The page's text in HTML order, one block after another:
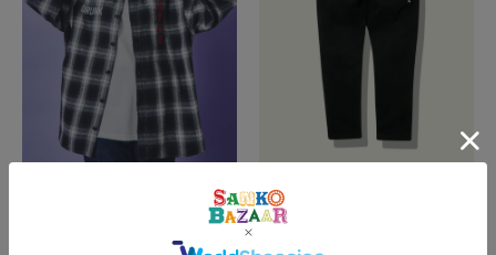
YOIDORE/酔いどれ 酒愛好家 チェ
Duckster/ダックスター ストレッ
チツイル 6Pアスレチックパンツ